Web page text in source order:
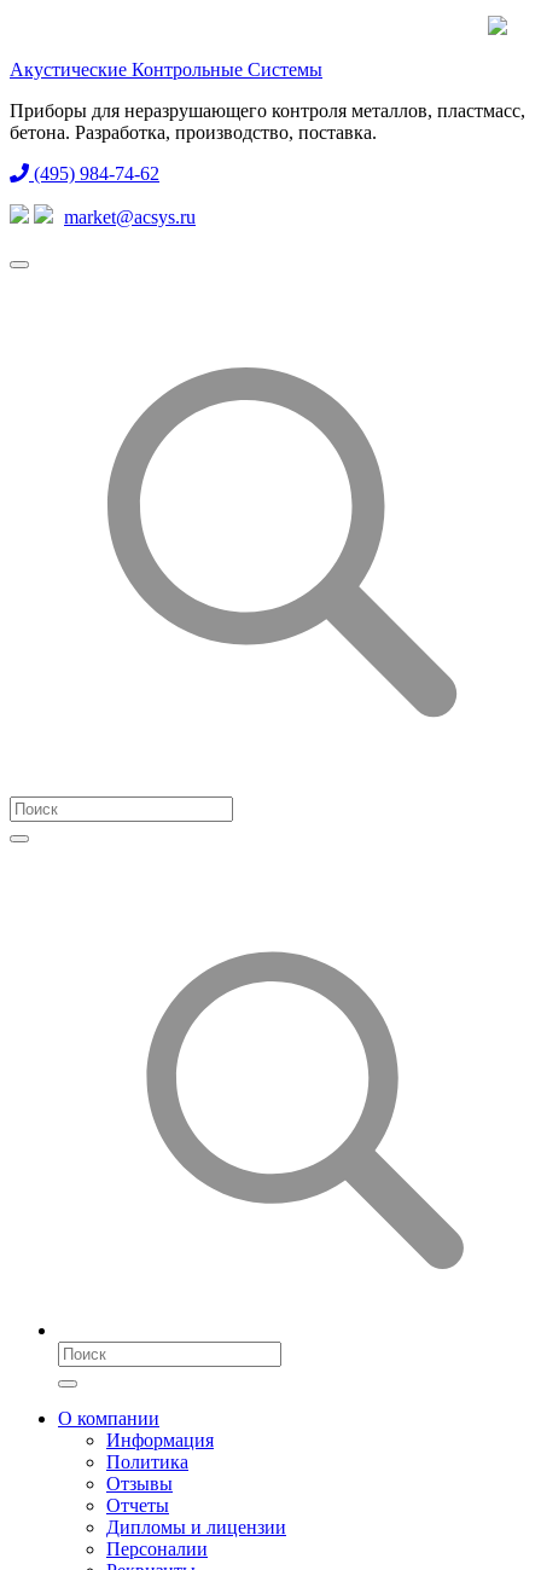
Акустические Контрольные Системы
Приборы для неразрушающего контроля металлов, пластмасс,
бетона. Разработка, производство, поставка.
(495) 984-74-62
market@acsys.ru
Toggle
О компании
Информация
Политика
Отзывы
Отчеты
Дипломы и лицензии
Персоналии